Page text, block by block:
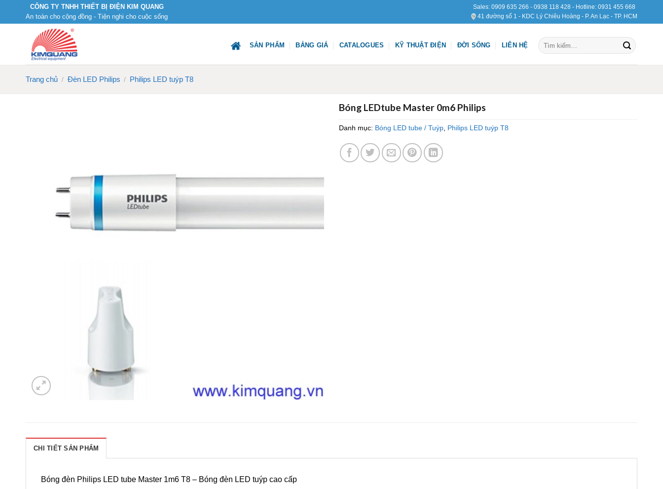
CÔNG TY TNHH THIẾT BỊ ĐIỆN KIM QUANG
An toàn cho cộng đồng - Tiện nghi cho cuộc sống
Sales: 0909 635 266 - 0938 118 428 - Hotline: 0931 455 668
41 đường số 1 - KDC Lý Chiêu Hoàng - P. An Lạc - TP. HCM
SẢN PHẨM BẢNG GIÁ CATALOGUES KỸ THUẬT ĐIỆN ĐỜI SỐNG LIÊN HỆ
Tìm
kiếm:
Trang chủ / Đèn LED Philips / Philips LED tuýp T8
Bóng LEDtube Master 0m6 Philips
Danh mục: Bóng LED tube / Tuýp Philips LED tuýp T8
CHI TIẾT SẢN PHẨM
Bóng đèn Philips LED tube Master 1m6 T8 – Bóng đèn LED tuýp cao cấp